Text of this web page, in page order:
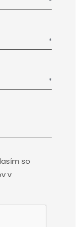
so
v